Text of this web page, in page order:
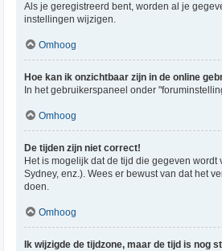
Als je geregistreerd bent, worden al je
instellingen wijzigen.
Omhoog
Hoe kan ik onzichtbaar zijn in de online
In het gebruikerspaneel onder
Omhoog
De tijden zijn niet correct!
Het is mogelijk dat de tijd die gegeven
Sydney, enz.). Wees er bewust van dat het
doen.
Omhoog
Ik wijzigde de tijdzone, maar de tijd is nog